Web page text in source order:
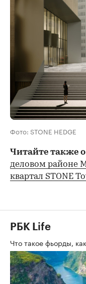
Фото: STONE HEDGE
Читайте также о
деловом районе
квартал STONE
РБК Life
Что такое фьорды,